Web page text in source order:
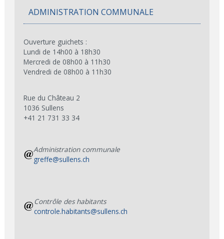
ADMINISTRATION COMMUNALE
Ouverture guichets :
Lundi de 14h00 à 18h30
Mercredi de 08h00 à 11h30
Vendredi de 08h00 à 11h30
Rue du Château 2
1036 Sullens
+41 21 731 33 34
Administration communale
greffe@sullens.ch
Contrôle des habitants
controle.habitants@sullens.ch